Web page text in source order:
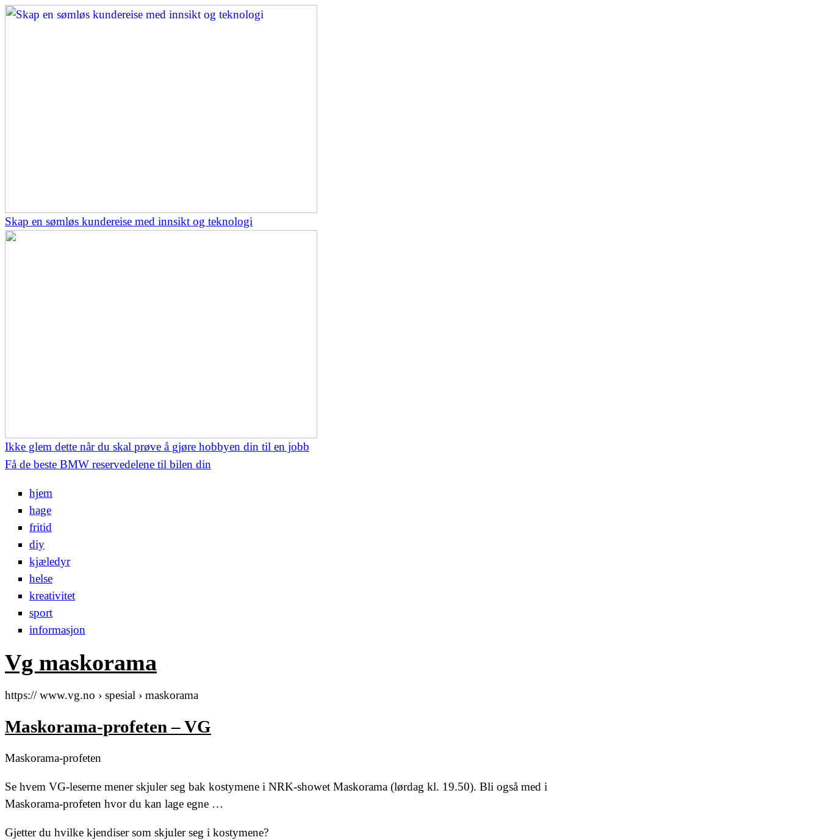
Skap en sømløs kundereise med innsikt og teknologi
Ikke glem dette når du skal prøve å gjøre hobbyen din til en jobb
Få de beste BMW reservedelene til bilen din
hjem
hage
fritid
diy
kjæledyr
helse
kreativitet
sport
informasjon
Vg maskorama
https:// www.vg.no › spesial › maskorama
Maskorama-profeten – VG
Maskorama-profeten
Se hvem VG-leserne mener skjuler seg bak kostymene i NRK-showet Maskorama (lørdag kl. 19.50). Bli også med i
Maskorama-profeten hvor du kan lage egne …
Gjetter du hvilke kjendiser som skjuler seg i kostymene?